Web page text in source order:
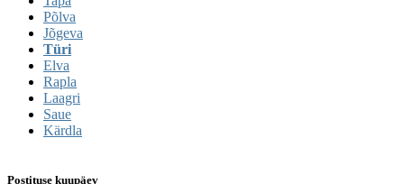
Põlva
Jõgeva
Türi
Elva
Rapla
Laagri
Saue
Kärdla
Postituse kuupäev